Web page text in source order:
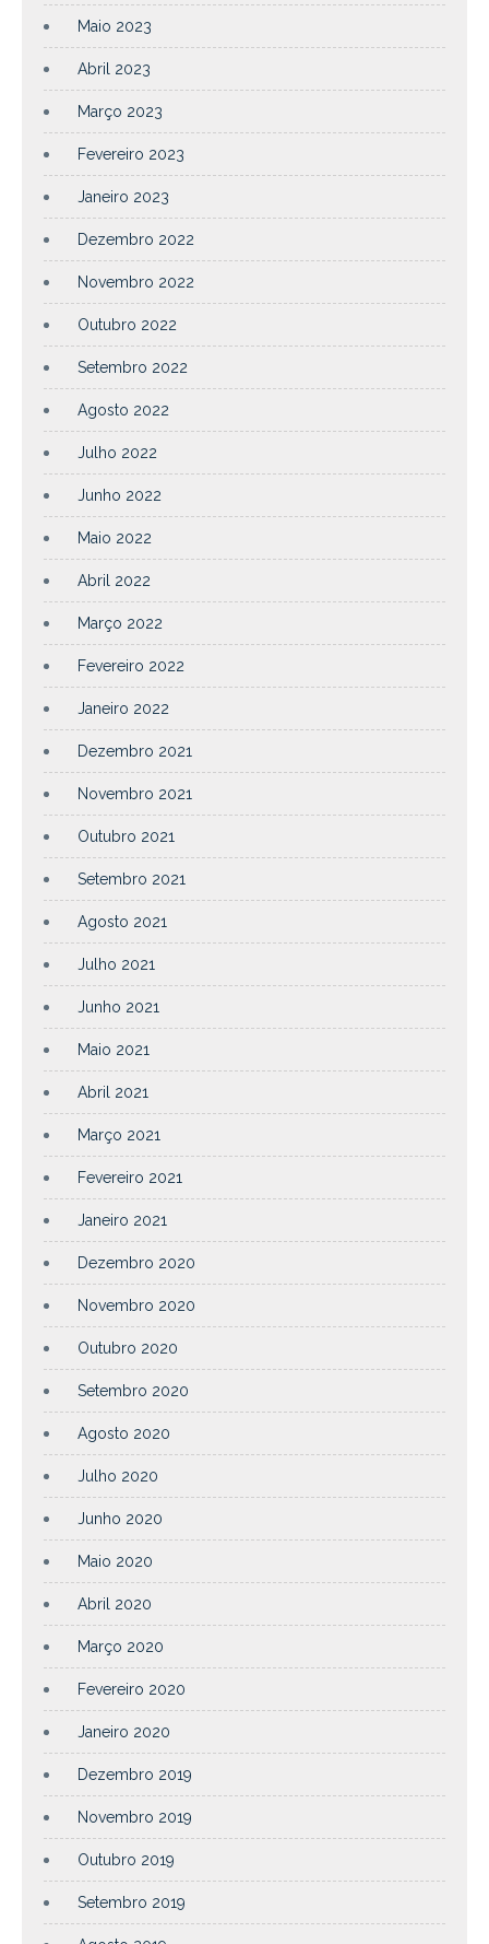
Maio 2023
Abril 2023
Março 2023
Fevereiro 2023
Janeiro 2023
Dezembro 2022
Novembro 2022
Outubro 2022
Setembro 2022
Agosto 2022
Julho 2022
Junho 2022
Maio 2022
Abril 2022
Março 2022
Fevereiro 2022
Janeiro 2022
Dezembro 2021
Novembro 2021
Outubro 2021
Setembro 2021
Agosto 2021
Julho 2021
Junho 2021
Maio 2021
Abril 2021
Março 2021
Fevereiro 2021
Janeiro 2021
Dezembro 2020
Novembro 2020
Outubro 2020
Setembro 2020
Agosto 2020
Julho 2020
Junho 2020
Maio 2020
Abril 2020
Março 2020
Fevereiro 2020
Janeiro 2020
Dezembro 2019
Novembro 2019
Outubro 2019
Setembro 2019